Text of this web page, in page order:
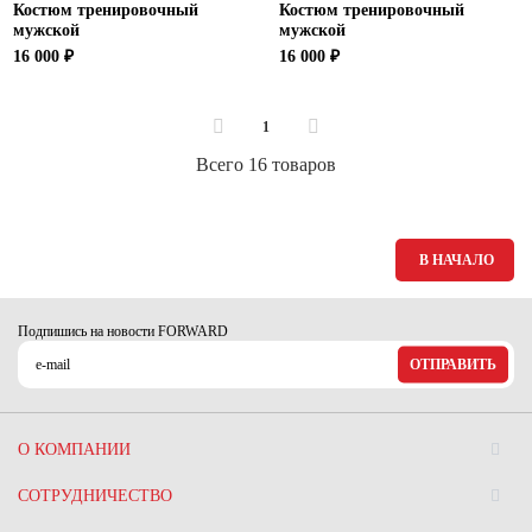
Костюм тренировочный
мужской
16 000 ₽
Костюм тренировочный
мужской
16 000 ₽
1
Всего 16 товаров
В НАЧАЛО
Подпишись на новости FORWARD
ОТПРАВИТЬ
О КОМПАНИИ
СОТРУДНИЧЕСТВО